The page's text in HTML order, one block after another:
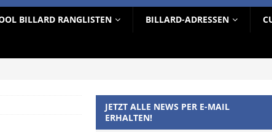
BILLARD RANGLISTEN BILLARD-ADRESSEN
JETZT ALLE NEWS PER E-MAIL
ERHALTEN!